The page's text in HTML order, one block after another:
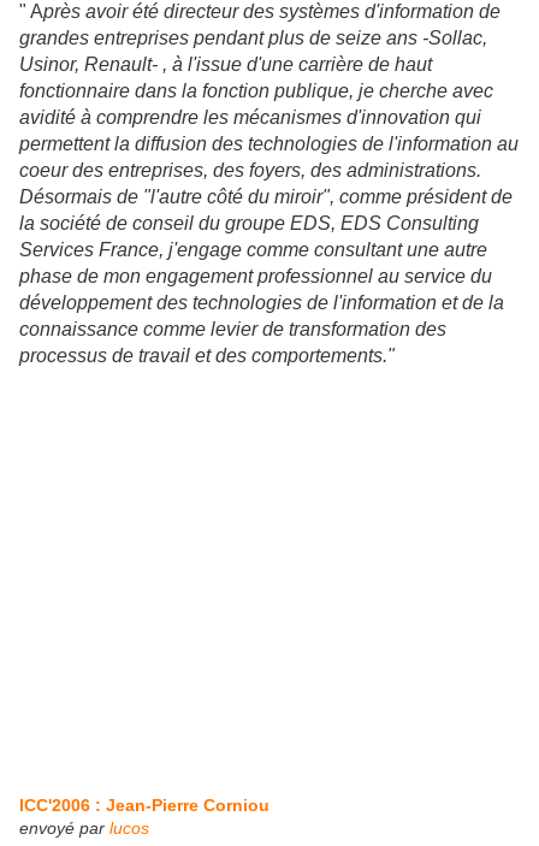
" Après avoir été directeur des systèmes d'information de
grandes entreprises pendant plus de seize ans -Sollac,
Usinor, Renault- , à l'issue d'une carrière de haut
fonctionnaire dans la fonction publique, je cherche avec
avidité à comprendre les mécanismes d'innovation qui
permettent la diffusion des technologies de l'information au
coeur des entreprises, des foyers, des administrations.
Désormais de "l'autre côté du miroir", comme président de
la société de conseil du groupe EDS, EDS Consulting
Services France, j'engage comme consultant une autre
phase de mon engagement professionnel au service du
développement des technologies de l'information et de la
connaissance comme levier de transformation des
processus de travail et des comportements."
ICC'2006 : Jean-Pierre Corniou
envoyé par lucos